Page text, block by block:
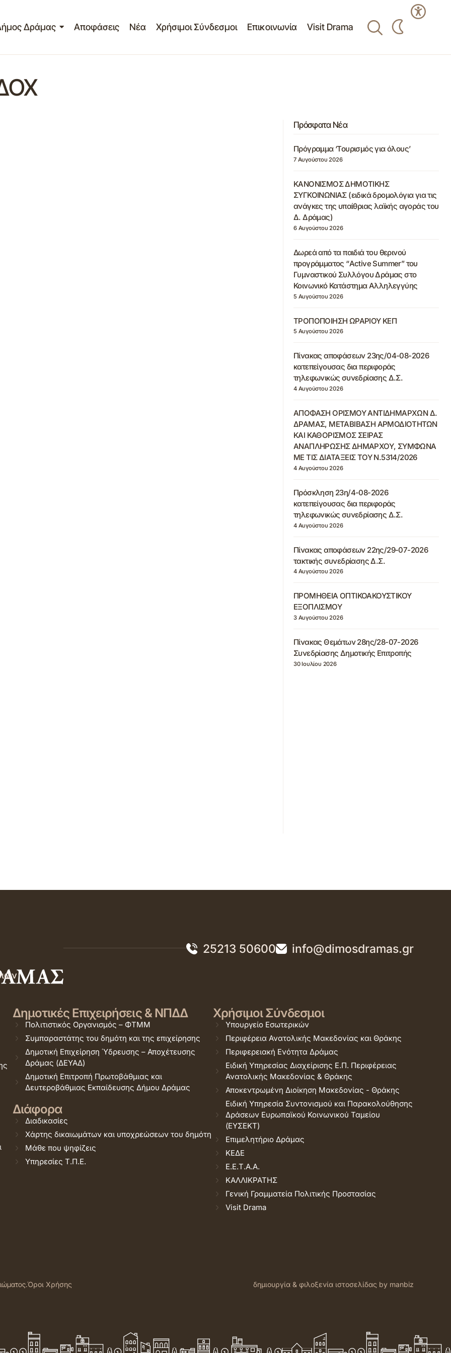
Δράμας Αποφάσεις Νέα Χρήσιμοι Σύνδεσμοι Επικοινωνία Visit Drama
Πρόσφατα Νέα
Πρόγραμμα ‘Τουρισμός για όλους’
7 Αυγούστου 2026
ΚΑΝΟΝΙΣΜΟΣ ΔΗΜΟΤΙΚΗΣ
ΣΥΓΚΟΙΝΩΝΙΑΣ (ειδικά δρομολόγια για τις
ανάγκες της υπαίθριας λαϊκής αγοράς του
Δ. Δράμας)
6 Αυγούστου 2026
Δωρεά από τα παιδιά του θερινού
προγράμματος “Active Summer” του
Γυμναστικού Συλλόγου Δράμας στο
Κοινωνικό Κατάστημα Αλληλεγγύης
5 Αυγούστου 2026
ΤΡΟΠΟΠΟΙΗΣΗ ΩΡΑΡΙΟΥ ΚΕΠ
5 Αυγούστου 2026
Πίνακας αποφάσεων 23ης/04-08-2026
κατεπείγουσας δια περιφοράς
τηλεφωνικώς συνεδρίασης Δ.Σ.
4 Αυγούστου 2026
ΑΠΟΦΑΣΗ ΟΡΙΣΜΟΥ ΑΝΤΙΔΗΜΑΡΧΩΝ Δ.
ΔΡΑΜΑΣ, ΜΕΤΑΒΙΒΑΣΗ ΑΡΜΟΔΙΟΤΗΤΩΝ
ΚΑΙ ΚΑΘΟΡΙΣΜΟΣ ΣΕΙΡΑΣ
ΑΝΑΠΛΗΡΩΣΗΣ ΔΗΜΑΡΧΟΥ, ΣΥΜΦΩΝΑ
ΜΕ ΤΙΣ ΔΙΑΤΑΞΕΙΣ ΤΟΥ Ν.5314/2026
4 Αυγούστου 2026
Πρόσκληση 23η/4-08-2026
κατεπείγουσας δια περιφοράς
τηλεφωνικώς συνεδρίασης Δ.Σ.
4 Αυγούστου 2026
Πίνακας αποφάσεων 22ης/29-07-2026
τακτικής συνεδρίασης Δ.Σ.
4 Αυγούστου 2026
ΠΡΟΜΗΘΕΙΑ ΟΠΤΙΚΟΑΚΟΥΣΤΙΚΟΥ
ΕΞΟΠΛΙΣΜΟΥ
3 Αυγούστου 2026
Πίνακας Θεμάτων 28ης/28-07-2026
Συνεδρίασης Δημοτικής Επιτροπής
30 Ιουλίου 2026
25213 50600 info@dimosdramas.gr
Δημοτικές Επιχειρήσεις & ΝΠΔΔ
Πολιτιστικός Οργανισμός – ΦΤΜΜ
Συμπαραστάτης του δημότη και της επιχείρησης
Δημοτική Επιχείρηση Ύδρευσης – Αποχέτευσης
Δράμας (ΔΕΥΑΔ)
Δημοτική Επιτροπή Πρωτοβάθμιας και
Δευτεροβάθμιας Εκπαίδευσης Δήμου Δράμας
Διάφορα
Διαδικασίες
Χάρτης δικαιωμάτων και υποχρεώσεων του δημότη
Μάθε που ψηφίζεις
Υπηρεσίες Τ.Π.Ε.
Χρήσιμοι Σύνδεσμοι
Υπουργείο Εσωτερικών
Περιφέρεια Ανατολικής Μακεδονίας και Θράκης
Περιφερειακή Ενότητα Δράμας
Ειδική Υπηρεσίας Διαχείρισης Ε.Π. Περιφέρειας
Ανατολικής Μακεδονίας & Θράκης
Αποκεντρωμένη Διοίκηση Μακεδονίας - Θράκης
Ειδική Υπηρεσία Συντονισμού και Παρακολούθησης
Δράσεων Ευρωπαϊκού Κοινωνικού Ταμείου
(ΕΥΣΕΚΤ)
Επιμελητήριο Δράμας
ΚΕΔΕ
Ε.Ε.Τ.Α.Α.
ΚΑΛΛΙΚΡΑΤΗΣ
Γενική Γραμματεία Πολιτικής Προστασίας
Visit Drama
Όροι Χρήσης δημιουργία & φιλοξενία ιστοσελίδας by manbiz